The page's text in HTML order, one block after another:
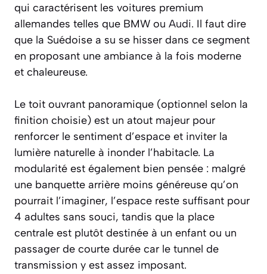
qui caractérisent les voitures premium
allemandes telles que BMW ou Audi. Il faut dire
que la Suédoise a su se hisser dans ce segment
en proposant une ambiance à la fois moderne
et chaleureuse.
Le toit ouvrant panoramique (optionnel selon la
finition choisie) est un atout majeur pour
renforcer le sentiment d’espace et inviter la
lumière naturelle à inonder l’habitacle. La
modularité est également bien pensée : malgré
une banquette arrière moins généreuse qu’on
pourrait l’imaginer, l’espace reste suffisant pour
4 adultes sans souci, tandis que la place
centrale est plutôt destinée à un enfant ou un
passager de courte durée car le tunnel de
transmission y est assez imposant.